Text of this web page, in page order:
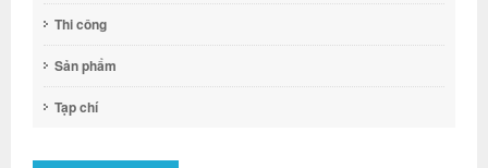
Thi công
Sản phẩm
Tạp chí